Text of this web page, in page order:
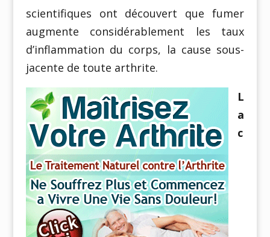
scientifiques ont découvert que fumer
augmente considérablement les taux
d’inflammation du corps, la cause sous-
jacente de toute arthrite.
L
a
c